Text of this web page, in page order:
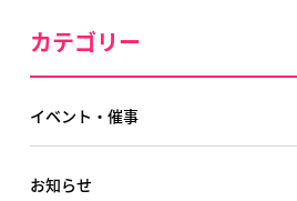
カテゴリー
イベント・催事
お知らせ